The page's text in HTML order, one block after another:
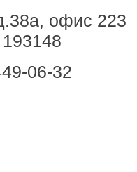
офис 223
193148
06-32